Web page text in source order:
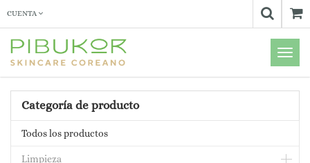
CUENTA
Menú
de
Categoría de producto
Todos los productos
Limpieza